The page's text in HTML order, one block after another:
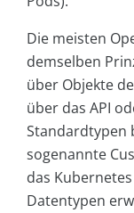
Die meisten
demselben
über Objekte
über das API
Standardtypen
sogenannte
das
Datentypen